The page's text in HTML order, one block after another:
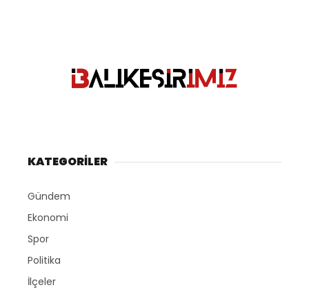
KATEGORİLER
Gündem
Ekonomi
Spor
Politika
İlçeler